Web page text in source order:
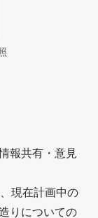
報共有・意見
現在計画中の
りについての